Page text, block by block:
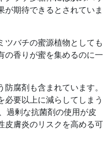
期待できるとされていま
ツバチの蜜源植物としても
の香りが蜜を集めるのに一
防腐剤も含まれています。
要以上に減らしてしまう
過剰な抗菌剤の使用が皮
皮膚炎のリスクを高める可